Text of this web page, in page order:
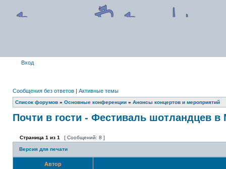
Вход
Сообщения без ответов | Активные темы
Список форумов » Основные конференции » Анонсы концертов и мероприятий
Почти в гости - Фестиваль шотландцев в
Страница 1 из 1 [ Сообщений: 8 ]
Версия для печати
Автор